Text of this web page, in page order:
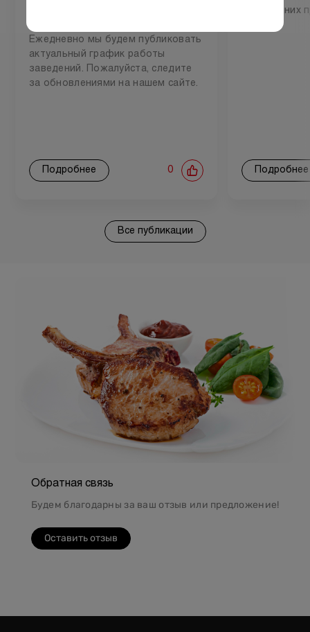
Ежедневно мы будем публиковать
актуальный график работы
заведений. Пожалуйста, следите
за обновлениями на нашем сайте.
Подробнее 0
Новогодних
Подробнее
Все публикации
Обратная связь
Будем благодарны за ваш отзыв или предложение!
Оставить отзыв